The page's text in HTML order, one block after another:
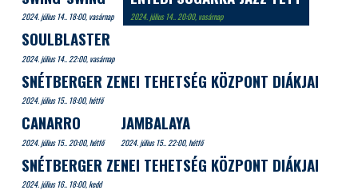
2024. július 14.. 18:00, vasárnap 2024. július 14.. 20:00, vasárnap
SOULBLASTER
2024. július 14.. 22:00, vasárnap
SNÉTBERGER ZENEI TEHETSÉG KÖZPONT DIÁKJAI
2024. július 15.. 18:00, hétfő
CANARRO
2024. július 15.. 20:00, hétfő
JAMBALAYA
2024. július 15.. 22:00, hétfő
SNÉTBERGER ZENEI TEHETSÉG KÖZPONT DIÁKJAI
2024. július 16.. 18:00, kedd